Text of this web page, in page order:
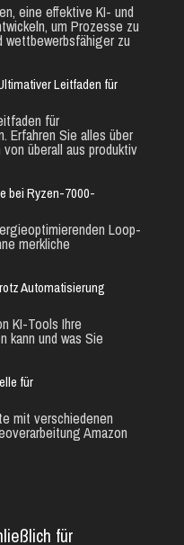
eine effektive KI- und
um Prozesse zu
wettbewerbsfähiger zu
Leitfaden für
für
Erfahren Sie alles über
überall aus produktiv
bei Ryzen-7000-
Loop-
merkliche
Automatisierung
KI-Tools Ihre
kann und was Sie
für
mit verschiedenen
Amazon
für